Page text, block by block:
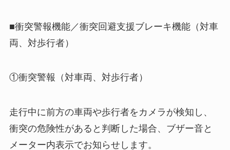
■衝突警報機能／衝突回避支援ブレーキ機能（対車
両、対歩行者）
①衝突警報（対車両、対歩行者）
走行中に前方の車両や歩行者をカメラが検知し、
衝突の危険性があると判断した場合、ブザー音と
メーター内表示でお知らせします。